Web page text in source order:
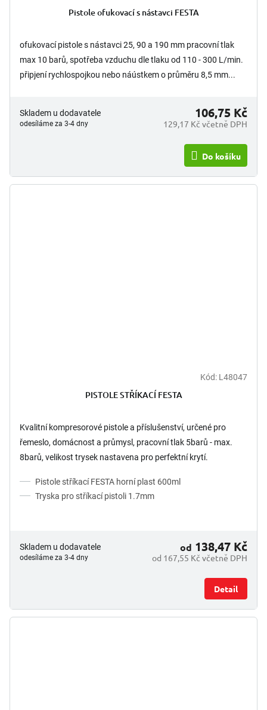
Pistole ofukovací s nástavci FESTA
ofukovací pistole s nástavci 25, 90 a 190 mm pracovní tlak
max 10 barů, spotřeba vzduchu dle tlaku od 110 - 300 L/min.
připjení rychlospojkou nebo náústkem o průměru 8,5 mm...
Skladem u dodavatele
odesíláme za 3-4 dny 129,17 Kč včetně DPH
106,75 Kč
Do košíku
Kód: L48047
PISTOLE STŘÍKACÍ FESTA
Kvalitní kompresorové pistole a příslušenství, určené pro
řemeslo, domácnost a průmysl, pracovní tlak 5barů - max.
8barů, velikost trysek nastavena pro perfektní krytí.
Pistole stříkací FESTA horní plast 600ml
Tryska pro stříkací pistoli 1.7mm
Skladem u dodavatele
odesíláme za 3-4 dny od 167,55 Kč včetně DPH
od 138,47 Kč
Detail